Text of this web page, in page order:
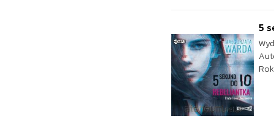
5